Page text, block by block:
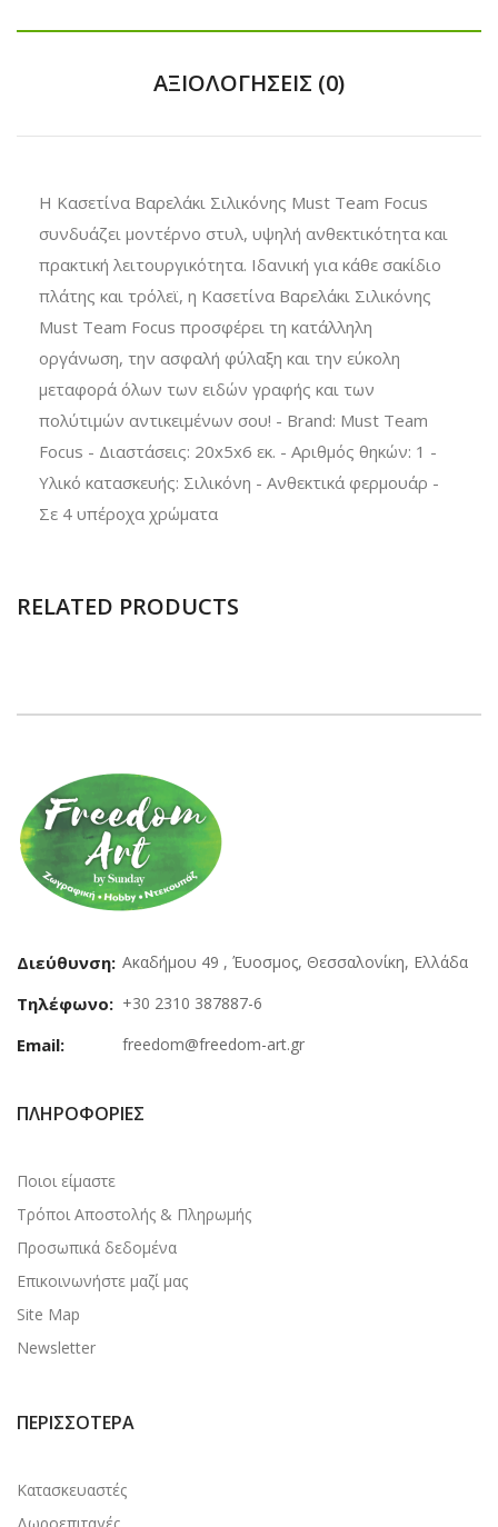
ΑΞΙΟΛΟΓΉΣΕΙΣ (0)
Η Κασετίνα Βαρελάκι Σιλικόνης Must Team Focus
συνδυάζει μοντέρνο στυλ, υψηλή ανθεκτικότητα και
πρακτική λειτουργικότητα. Ιδανική για κάθε σακίδιο
πλάτης και τρόλεϊ, η Κασετίνα Βαρελάκι Σιλικόνης
Must Team Focus προσφέρει τη κατάλληλη
οργάνωση, την ασφαλή φύλαξη και την εύκολη
μεταφορά όλων των ειδών γραφής και των
πολύτιμών αντικειμένων σου! - Brand: Must Team
Focus - Διαστάσεις: 20x5x6 εκ. - Αριθμός θηκών: 1 -
Υλικό κατασκευής: Σιλικόνη - Ανθεκτικά φερμουάρ -
Σε 4 υπέροχα χρώματα
RELATED PRODUCTS
Διεύθυνση: Ακαδήμου 49 , Έυοσμος, Θεσσαλονίκη, Ελλάδα
Τηλέφωνο: +30 2310 387887-6
Email: freedom@freedom-art.gr
ΠΛΗΡΟΦΟΡΊΕΣ
Ποιοι είμαστε
Τρόποι Αποστολής & Πληρωμής
Προσωπικά δεδομένα
Επικοινωνήστε μαζί μας
Site Map
Newsletter
ΠΕΡΙΣΣΌΤΕΡΑ
Κατασκευαστές
Δωροεπιταγές